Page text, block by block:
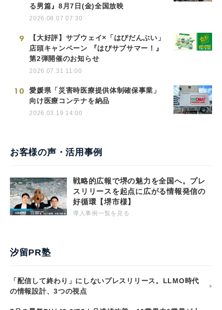
る男篇』8月7日(金)全国放映
2026.08.07 07:30
9
【大好評】サブウェイ×「はぴだんぶい」
店頭キャンペーン 『はぴサブサマー！』
第2弾開催のお知らせ
2026.07.31 11:00
10
愛媛県「災害時医療提供体制確保事業」
向け医療コンテナを納品
2026.03.19 14:00
お客様の声・活用事例
戦略的広報で堺の魅力を全国へ。プレ
スリリースを起点に広がる情報発信の
好循環【堺市様】
導入事例一覧を見る
汐留PR塾
「配信して終わり」にしないプレスリリース。LLMO時代
の情報設計、3つの視点